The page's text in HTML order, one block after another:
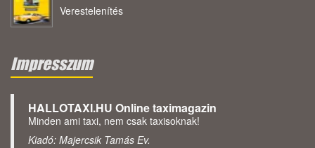
Verestelenítés
Impresszum
HALLOTAXI.HU Online taximagazin
Minden ami taxi, nem csak taxisoknak!
Kiadó: Majercsik Tamás Ev.